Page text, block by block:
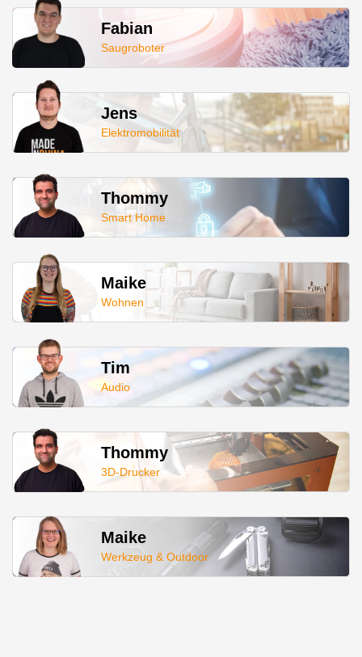
Fabian
Saugroboter
Jens
Elektromobilität
Thommy
Smart Home
Maike
Wohnen
Tim
Audio
Thommy
3D-Drucker
Maike
Werkzeug & Outdoor